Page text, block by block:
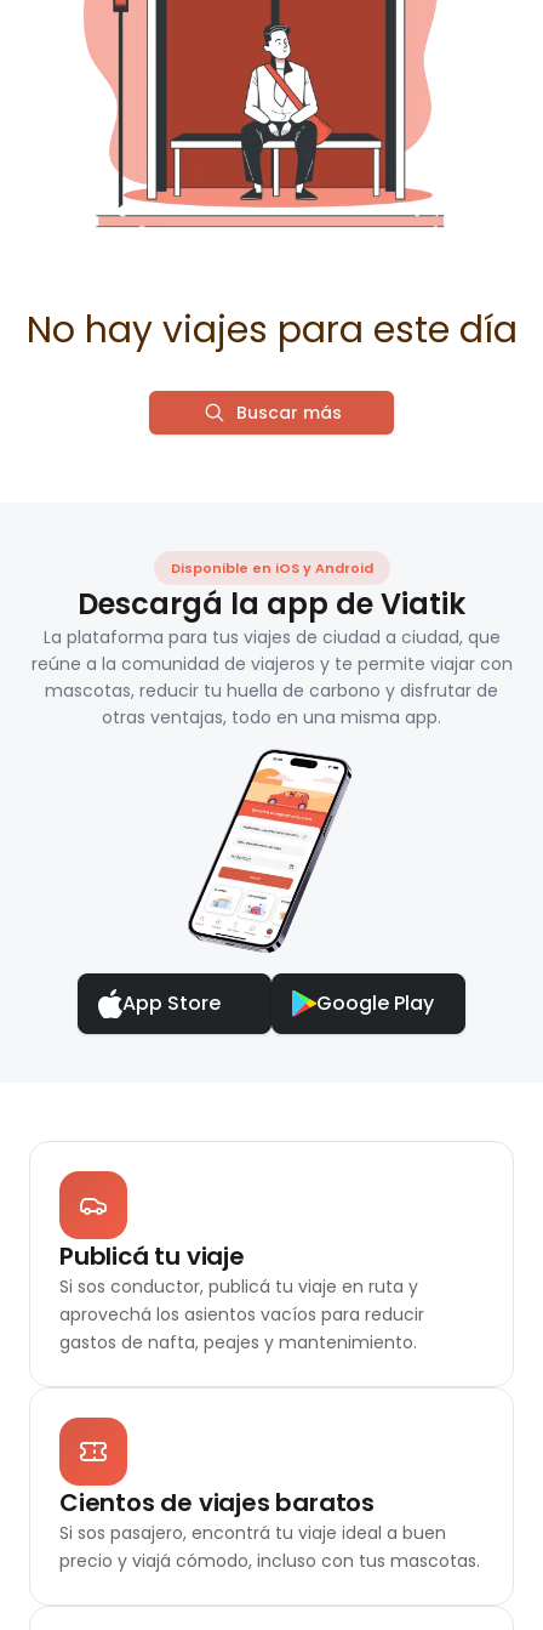
No hay viajes para este día
Buscar más
Disponible en iOS y Android
Descargá la app de Viatik
La plataforma para tus viajes de ciudad a ciudad, que
reúne a la comunidad de viajeros y te permite viajar con
mascotas, reducir tu huella de carbono y disfrutar de
otras ventajas, todo en una misma app.
App Store Google Play
Publicá tu viaje
Si sos conductor, publicá tu viaje en ruta y
aprovechá los asientos vacíos para reducir
gastos de nafta, peajes y mantenimiento.
Cientos de viajes baratos
Si sos pasajero, encontrá tu viaje ideal a buen
precio y viajá cómodo, incluso con tus mascotas.